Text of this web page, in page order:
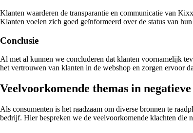
Klanten waarderen de transparantie en communicatie van
Klanten voelen zich goed geïnformeerd over de status van
Conclusie
Al met al kunnen we concluderen dat klanten voornamelijk
het vertrouwen van klanten in de webshop en zorgen ervoor
Veelvoorkomende themas in
Als consumenten is het raadzaam om diverse bronnen te
bedrijf. Hier bespreken we de veelvoorkomende klachten